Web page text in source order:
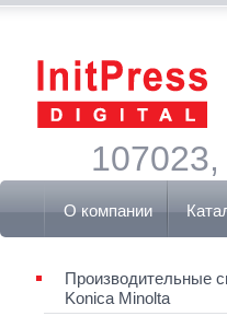
О компании
Производительные
Konica Minolta